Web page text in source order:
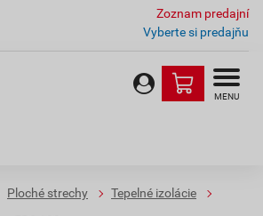
Zoznam predajní
Vyberte si predajňu
MENU
Ploché strechy
Tepelné izolácie